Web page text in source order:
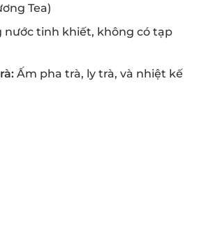
Tea)
nước tinh khiết, không có tạp
Ấm pha trà, ly trà, và nhiệt kế